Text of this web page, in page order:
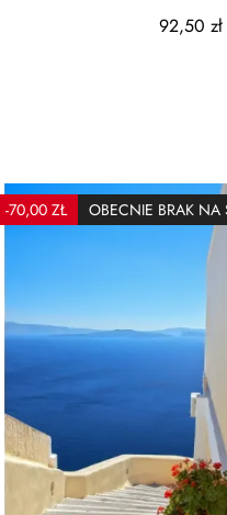
92,50 zł
-70,00 ZŁ OBECNIE BRAK NA